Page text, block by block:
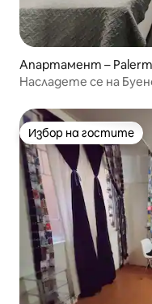
Апартамент –
Насладете се на
Избор на гостите
Избор на гостите